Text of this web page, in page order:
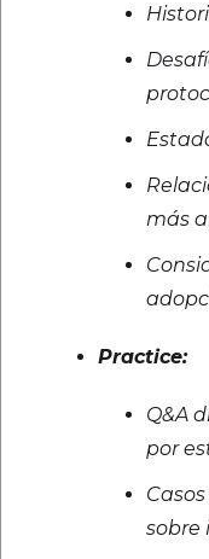
más
Practice:
Q&A
por
sobre